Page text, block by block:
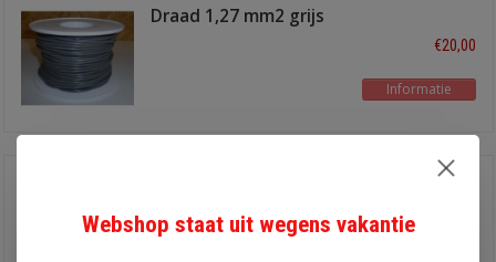
Draad 1,27 mm2 grijs
€20,00
Informatie
Webshop staat uit wegens vakantie